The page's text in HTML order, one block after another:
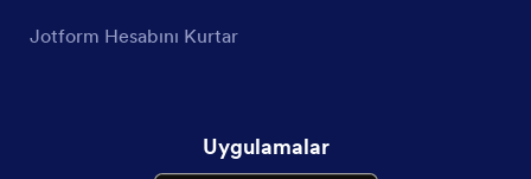
Jotform Hesabını Kurtar
Uygulamalar